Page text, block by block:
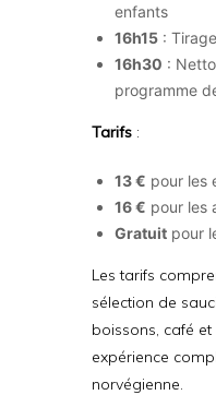
enfants
16h15 :
16h30 :
programme
Tarifs :
13 € pour les
16 € pour les
Gratuit pour
Les tarifs
sélection de
boissons, café
expérience
norvégienne.